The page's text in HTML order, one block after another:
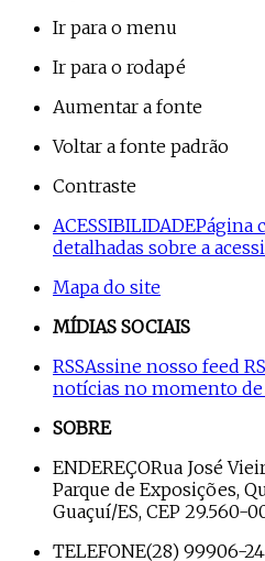
Ir para o menu
Ir para o rodapé
Aumentar a fonte
Voltar a fonte padrão
Contraste
ACESSIBILIDADEPágina
detalhadas sobre a
Mapa do site
MÍDIAS SOCIAIS
RSSAssine nosso feed
notícias no momento de
SOBRE
ENDEREÇORua José
Parque de Exposições,
Guaçuí/ES, CEP 29.560-
TELEFONE(28) 99906-